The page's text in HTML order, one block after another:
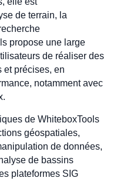
de terrain, la
propose une large
de réaliser des
précises, en
notamment avec
de WhiteboxTools
géospatiales,
de données,
de bassins
plateformes SIG